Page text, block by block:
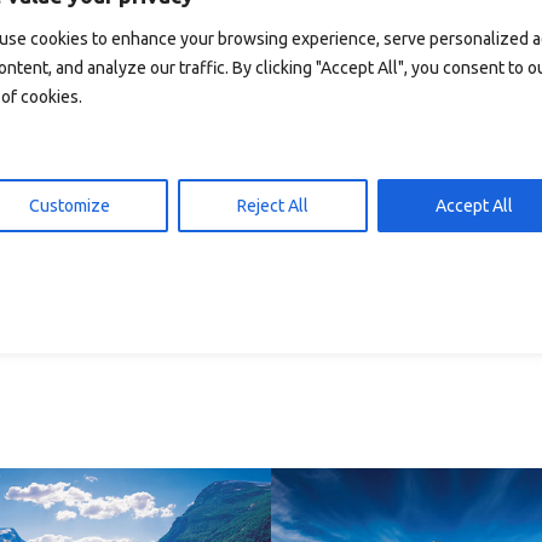
cookies to enhance your browsing experience, serve personalized
and analyze our traffic. By clicking "Accept All", you consent to
cookies.
Customize Reject All Accept All
15,00kr
Warenkorb 15,00
In den Warenkorb